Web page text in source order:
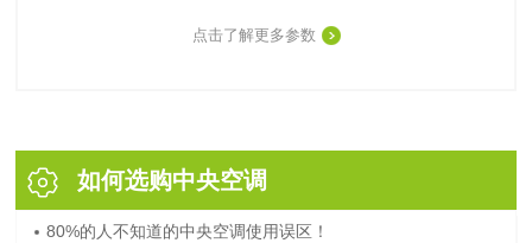
点击了解更多参数
如何选购中央空调
80%的人不知道的中央空调使用误区！